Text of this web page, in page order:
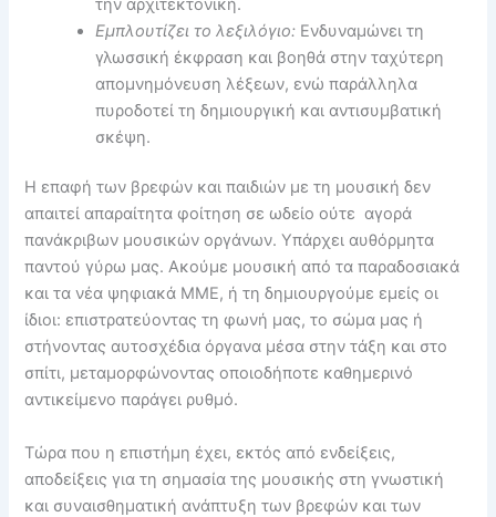
Εμπλουτίζει το λεξιλόγιο: Ενδυναμώνει τη
γλωσσική έκφραση και βοηθά στην ταχύτερη
απομνημόνευση λέξεων, ενώ παράλληλα
πυροδοτεί τη δημιουργική και αντισυμβατική
σκέψη.
Η επαφή των βρεφών και παιδιών με τη μουσική δεν
απαιτεί απαραίτητα φοίτηση σε ωδείο ούτε αγορά
πανάκριβων μουσικών οργάνων. Υπάρχει αυθόρμητα
παντού γύρω μας. Ακούμε μουσική από τα παραδοσιακά
και τα νέα ψηφιακά ΜΜΕ, ή τη δημιουργούμε εμείς οι
ίδιοι: επιστρατεύοντας τη φωνή μας, το σώμα μας ή
στήνοντας αυτοσχέδια όργανα μέσα στην τάξη και στο
σπίτι, μεταμορφώνοντας οποιοδήποτε καθημερινό
αντικείμενο παράγει ρυθμό.
Τώρα που η επιστήμη έχει, εκτός από ενδείξεις,
αποδείξεις για τη σημασία της μουσικής στη γνωστική
και συναισθηματική ανάπτυξη των βρεφών και των